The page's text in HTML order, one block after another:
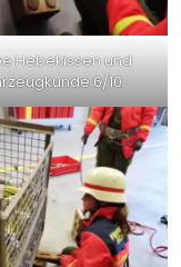
Hebekissen und
6/10